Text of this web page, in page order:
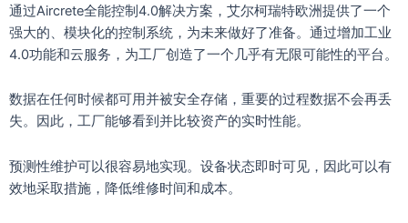
通过Aircrete全能控制4.0解决方案，艾尔柯瑞特欧洲提供了一个
强大的、模块化的控制系统，为未来做好了准备。通过增加工业
4.0功能和云服务，为工厂创造了一个几乎有无限可能性的平台。
数据在任何时候都可用并被安全存储，重要的过程数据不会再丢
失。因此，工厂能够看到并比较资产的实时性能。
预测性维护可以很容易地实现。设备状态即时可见，因此可以有
效地采取措施，降低维修时间和成本。